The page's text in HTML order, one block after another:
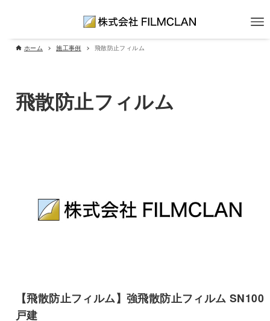
ホーム 施工事例 飛散防止フィルム
飛散防止フィルム
【飛散防止フィルム】強飛散防止フィルム SN100
戸建